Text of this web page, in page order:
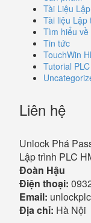
Tài Liệu
Tài liệu Lập
Tìm hiểu về
Tin tức
TouchWin
Tutorial
Liên hệ
Unlock Phá
Lập trình PLC
Đoàn Hậu
Điện thoại:
Email:
Địa chỉ: Hà Nội